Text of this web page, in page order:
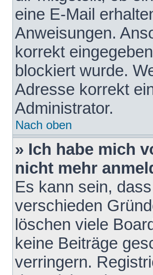
eine E-Mail
Anweisungen.
korrekt
blockiert wurde.
Adresse korrekt
Administrator.
Nach oben
» Ich habe mich
nicht mehr
Es kann sein,
verschieden
löschen viele
keine Beiträge
verringern.